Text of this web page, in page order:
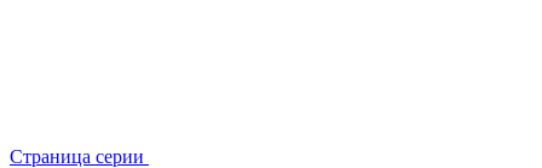
Страница серии